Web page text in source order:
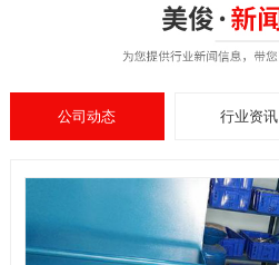
公司动态 行业资讯